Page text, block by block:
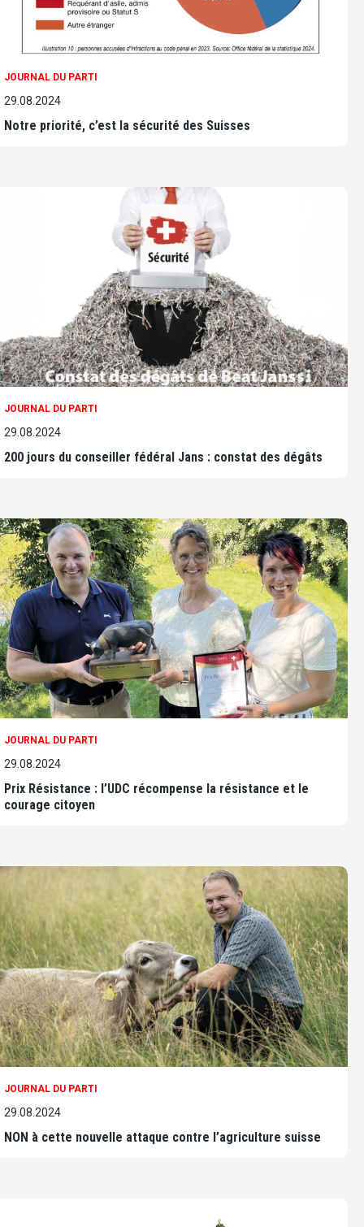
JOURNAL DU PARTI
29.08.2024
Notre priorité, c’est la sécurité des Suisses
JOURNAL DU PARTI
29.08.2024
200 jours du conseiller fédéral Jans : constat des dégâts
JOURNAL DU PARTI
29.08.2024
Prix Résistance : l’UDC récompense la résistance et le
courage citoyen
JOURNAL DU PARTI
29.08.2024
NON à cette nouvelle attaque contre l’agriculture suisse